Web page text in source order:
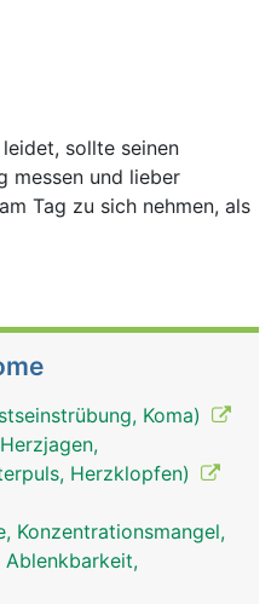
sollte seinen
messen und lieber
Tag zu sich nehmen, als
Koma)
Herzklopfen)
Konzentrationsmangel,
Ablenkbarkeit,